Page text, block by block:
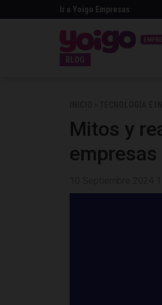
Ir a Yoigo Empresas
BLOG
Mitos y
empresas